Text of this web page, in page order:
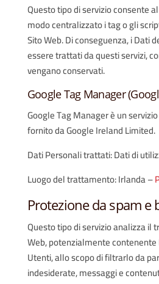
Questo tipo di servizio consente
modo centralizzato i tag o gli
Sito Web. Di conseguenza, i Dati
essere trattati da questi servizi,
vengano conservati.
Google Tag Manager
Google Tag Manager è un
fornito da Google Ireland Limited.
Dati Personali trattati: Dati di
Luogo del trattamento: Irlanda –
Protezione da spam e
Questo tipo di servizio analizza il
Web, potenzialmente
Utenti, allo scopo di filtrarlo da
indesiderate, messaggi e